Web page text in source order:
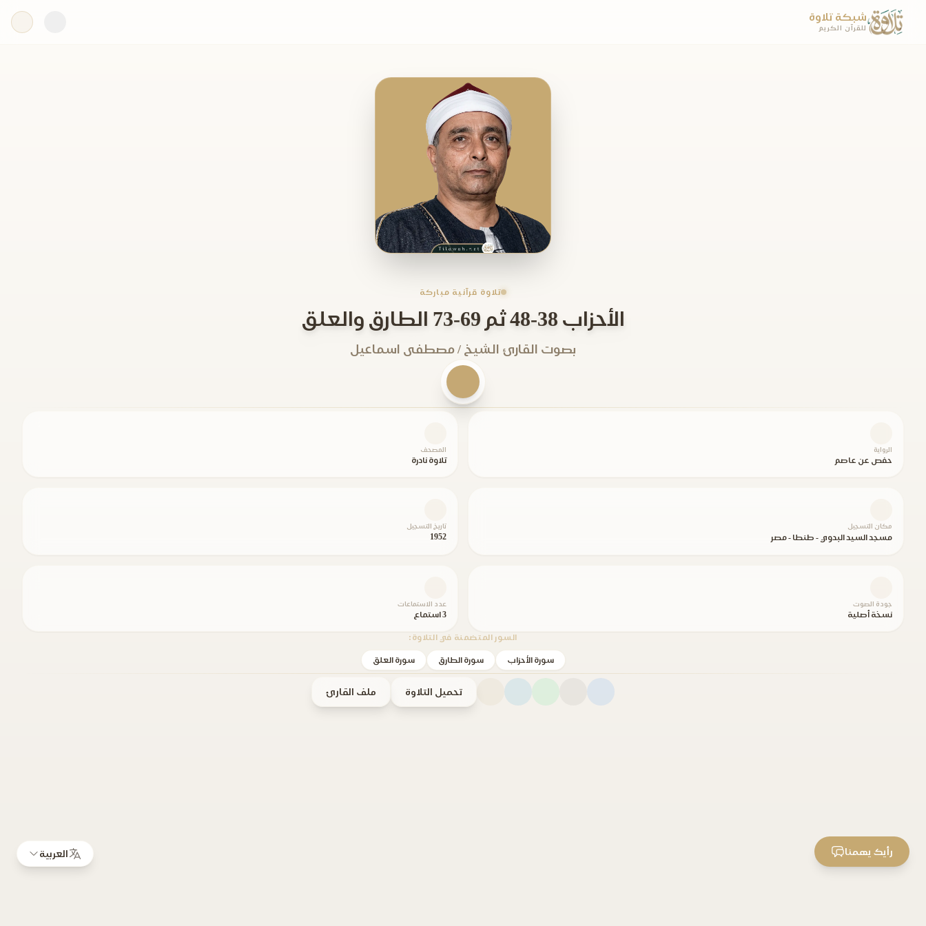
شبكة تلاوة
للقرآن الكريم
تلاوة قرآنية مباركة
الأحزاب 38-48 ثم 69-73 الطارق والعلق
بصوت القارئ الشيخ / مصطفى اسماعيل
الرواية
حفص عن عاصم
المصحف
تلاوة نادرة
مكان التسجيل
مسجد السيد البدوي - طنطا - مصر
تاريخ التسجيل
1952
جودة الصوت
نسخة أصلية
عدد الاستماعات
3 استماع
السور المتضمنة في التلاوة:
سورة الأحزاب سورة الطارق سورة العلق
تحميل التلاوة ملف القارئ
العربية رأيك يهمنا